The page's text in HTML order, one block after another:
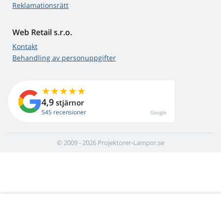
Reklamationsrätt
Web Retail s.r.o.
Kontakt
Behandling av personuppgifter
4,9 stjärnor
545 recensioner Google
© 2009 - 2026 Projektorer-Lampor.se